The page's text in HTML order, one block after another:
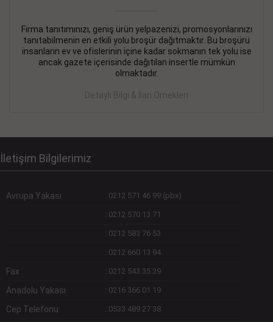
Firma tanıtımınızı, geniş ürün yelpazenizi, promosyonlarınızı
tanıtabilmenin en etkili yolu broşür dağıtmaktır. Bu broşürü
insanların ev ve ofislerinin içine kadar sokmanın tek yolu ise
ancak gazete içerisinde dağıtılan insertle mümkün
olmaktadır.
Detaylı Bilgi & İlan Örnekleri
İletişim Bilgilerimiz
Avrupa Yakası : 0212 571 46 99 (pbx)
: 0212 570 13 71
: 0212 583 76 53
: 0212 660 13 94
Fax : 0212 543 35 39
Anadolu Yakası : 0216 366 01 19
Cep Telefonu : 0533 489 27 38
DEVREMÜLK KİRALIK İlanı- 11.09.2018
SİNYE Tekstile Şoförlüğü olan 35 yaşını aşmamış, Depo
elemanı alınacaktır. Osmanbey, Şişli
Devamını Gör